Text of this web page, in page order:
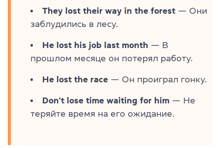
They lost their way in the forest — Они
заблудились в лесу.
He lost his job last month — В
прошлом месяце он потерял работу.
He lost the race — Он проиграл гонку.
Don't lose time waiting for him — Не
теряйте время на его ожидание.